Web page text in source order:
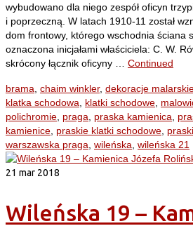
wybudowano dla niego zespół oficyn
i poprzeczną. W latach 1910-11 został
dom frontowy, którego wschodnia ściana
oznaczona inicjałami właściciela: C. W.
skrócony łącznik oficyny … Continued
brama chaim winkler, dekoracje
klatka schodowa
klatki schodowe
polichromie praga praska kamienica
kamienice praskie klatki schodowe
warszawska praga wileńska wileńska 21
21 mar 2018
Wileńska 19 –